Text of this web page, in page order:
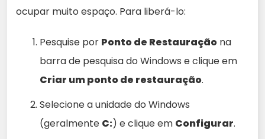
ocupar muito espaço. Para liberá-lo:
Pesquise por Ponto de Restauração na
barra de pesquisa do Windows e clique em
Criar um ponto de restauração.
Selecione a unidade do Windows
(geralmente C:) e clique em Configurar.